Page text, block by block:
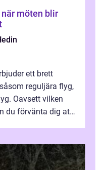
möten blir
ett brett
reguljära flyg,
Oavsett vilken
du förvänta dig att